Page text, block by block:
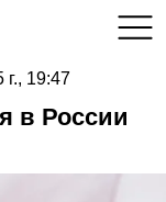
19:47
в России